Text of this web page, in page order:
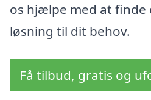
os hjælpe med at finde
løsning til dit behov.
Få tilbud, gratis og